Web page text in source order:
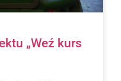
„Weź kurs